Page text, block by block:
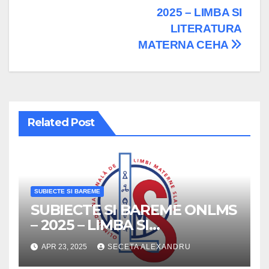
2025 – LIMBA SI
LITERATURA
MATERNA CEHA
Related Post
SUBIECTE SI BAREME
SUBIECTE SI BAREME ONLMS
– 2025 – LIMBA SI
LITERATURA MATERNA
CEHA
APR 23, 2025 SECETA ALEXANDRU